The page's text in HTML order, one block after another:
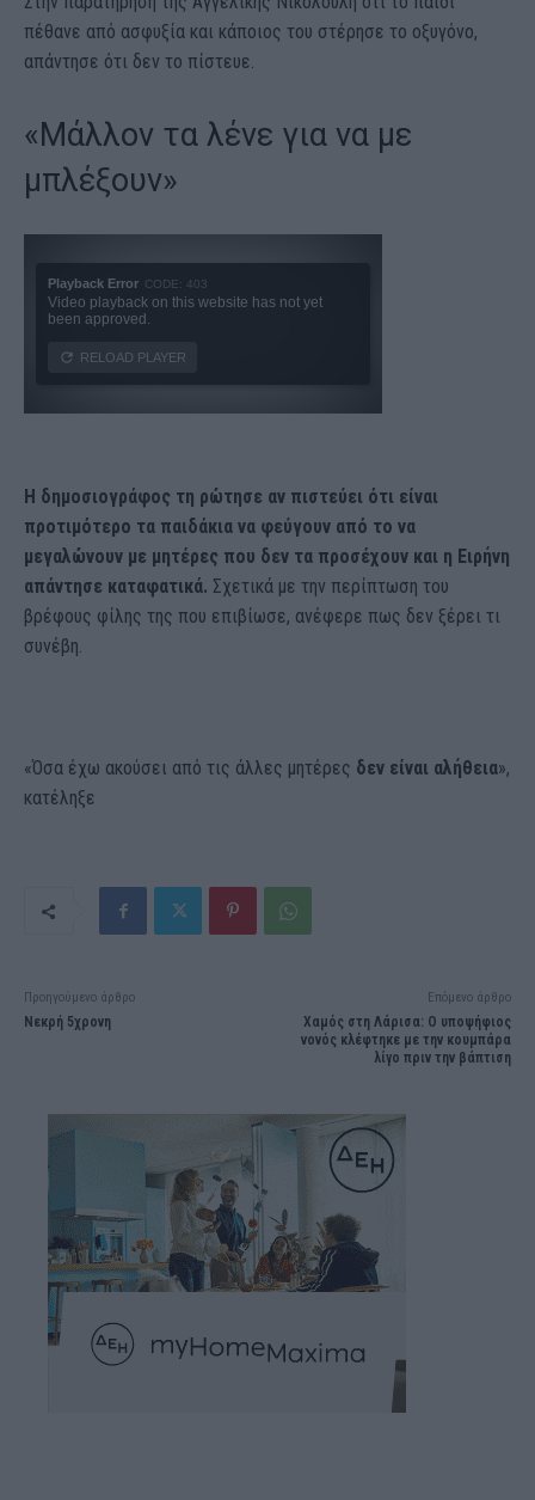
πέθανε από ασφυξία και κάποιος του στέρησε το οξυγόνο,
απάντησε ότι δεν το πίστευε.
«Μάλλον τα λένε για να με
μπλέξουν»
Η δημοσιογράφος τη ρώτησε αν πιστεύει ότι είναι
προτιμότερο τα παιδάκια να φεύγουν από το να
μεγαλώνουν με μητέρες που δεν τα προσέχουν και η Ειρήνη
απάντησε καταφατικά. Σχετικά με την περίπτωση του
βρέφους φίλης της που επιβίωσε, ανέφερε πως δεν ξέρει τι
συνέβη.
«Όσα έχω ακούσει από τις άλλες μητέρες δεν είναι αλήθεια»,
κατέληξε
Προηγούμενο άρθρο
Νεκρή 5χρονη
Επόμενο άρθρο
Χαμός στη Λάρισα: Ο υποψήφιος
νονός κλέφτηκε με την κουμπάρα
λίγο πριν την βάπτιση